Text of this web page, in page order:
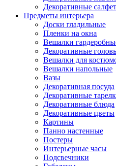
Декоративные
Предметы интерьера
Доски гладильные
Пленки на окна
Вешалки
Декоративные
Вешалки для
Вешалки напольные
Вазы
Декоративная посуда
Декоративные
Декоративные блюда
Декоративные цветы
Картины
Панно настенные
Постеры
Интерьерные часы
Подсвечники